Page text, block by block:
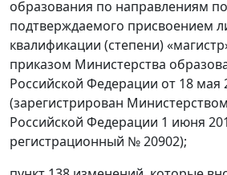
образования по направлениям
подтверждаемого присвоением
квалификации (степени)
приказом Министерства
Российской Федерации от 18 мая
(зарегистрирован
Российской Федерации 1 июня
регистрационный № 20902);